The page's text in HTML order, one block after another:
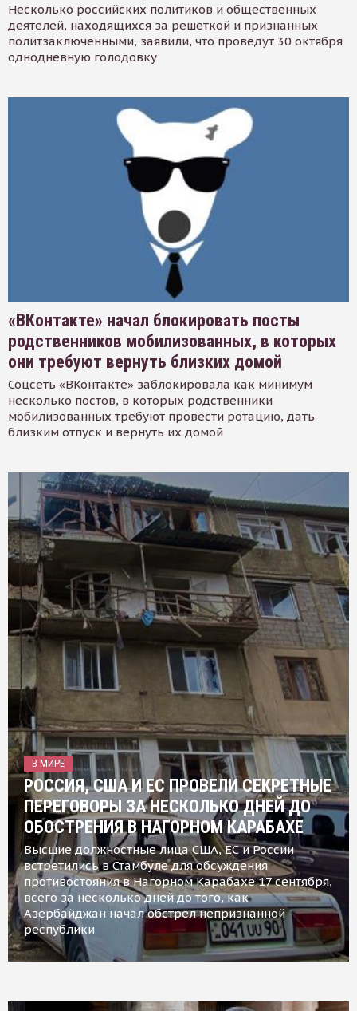
Несколько российских политиков и общественных
деятелей, находящихся за решеткой и признанных
политзаключенными, заявили, что проведут 30 октября
однодневную голодовку
«ВКонтакте» начал блокировать посты
родственников мобилизованных, в которых
они требуют вернуть близких домой
Соцсеть «ВКонтакте» заблокировала как минимум
несколько постов, в которых родственники
мобилизованных требуют провести ротацию, дать
близким отпуск и вернуть их домой
В МИРЕ
РОССИЯ, США И ЕС ПРОВЕЛИ СЕКРЕТНЫЕ
ПЕРЕГОВОРЫ ЗА НЕСКОЛЬКО ДНЕЙ ДО
ОБОСТРЕНИЯ В НАГОРНОМ КАРАБАХЕ
Высшие должностные лица США, ЕС и России
встретились в Стамбуле для обсуждения
противостояния в Нагорном Карабахе 17 сентября,
всего за несколько дней до того, как
Азербайджан начал обстрел непризнанной
республики